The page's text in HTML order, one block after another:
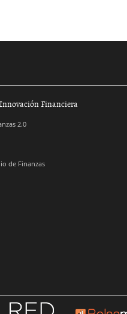
Financiera
2.0
de Finanzas